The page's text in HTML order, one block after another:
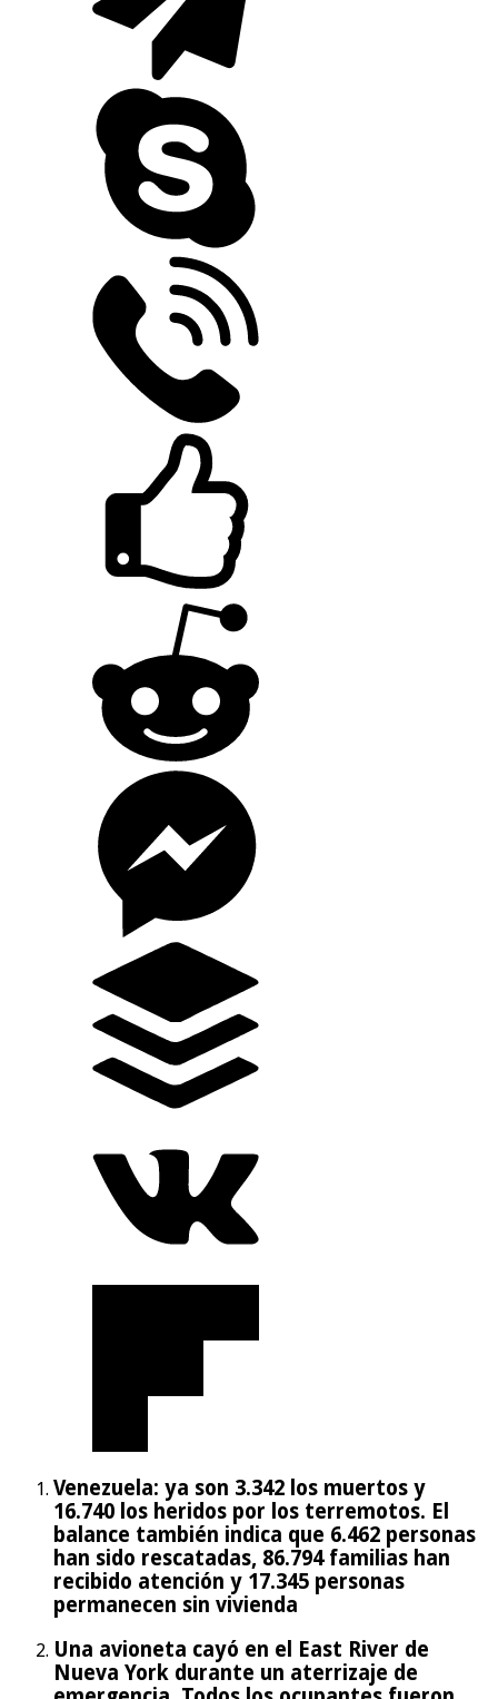
Venezuela: ya son 3.342 los muertos y
16.740 los heridos por los terremotos. El
balance también indica que 6.462 personas
han sido rescatadas, 86.794 familias han
recibido atención y 17.345 personas
permanecen sin vivienda
Una avioneta cayó en el East River de
Nueva York durante un aterrizaje de